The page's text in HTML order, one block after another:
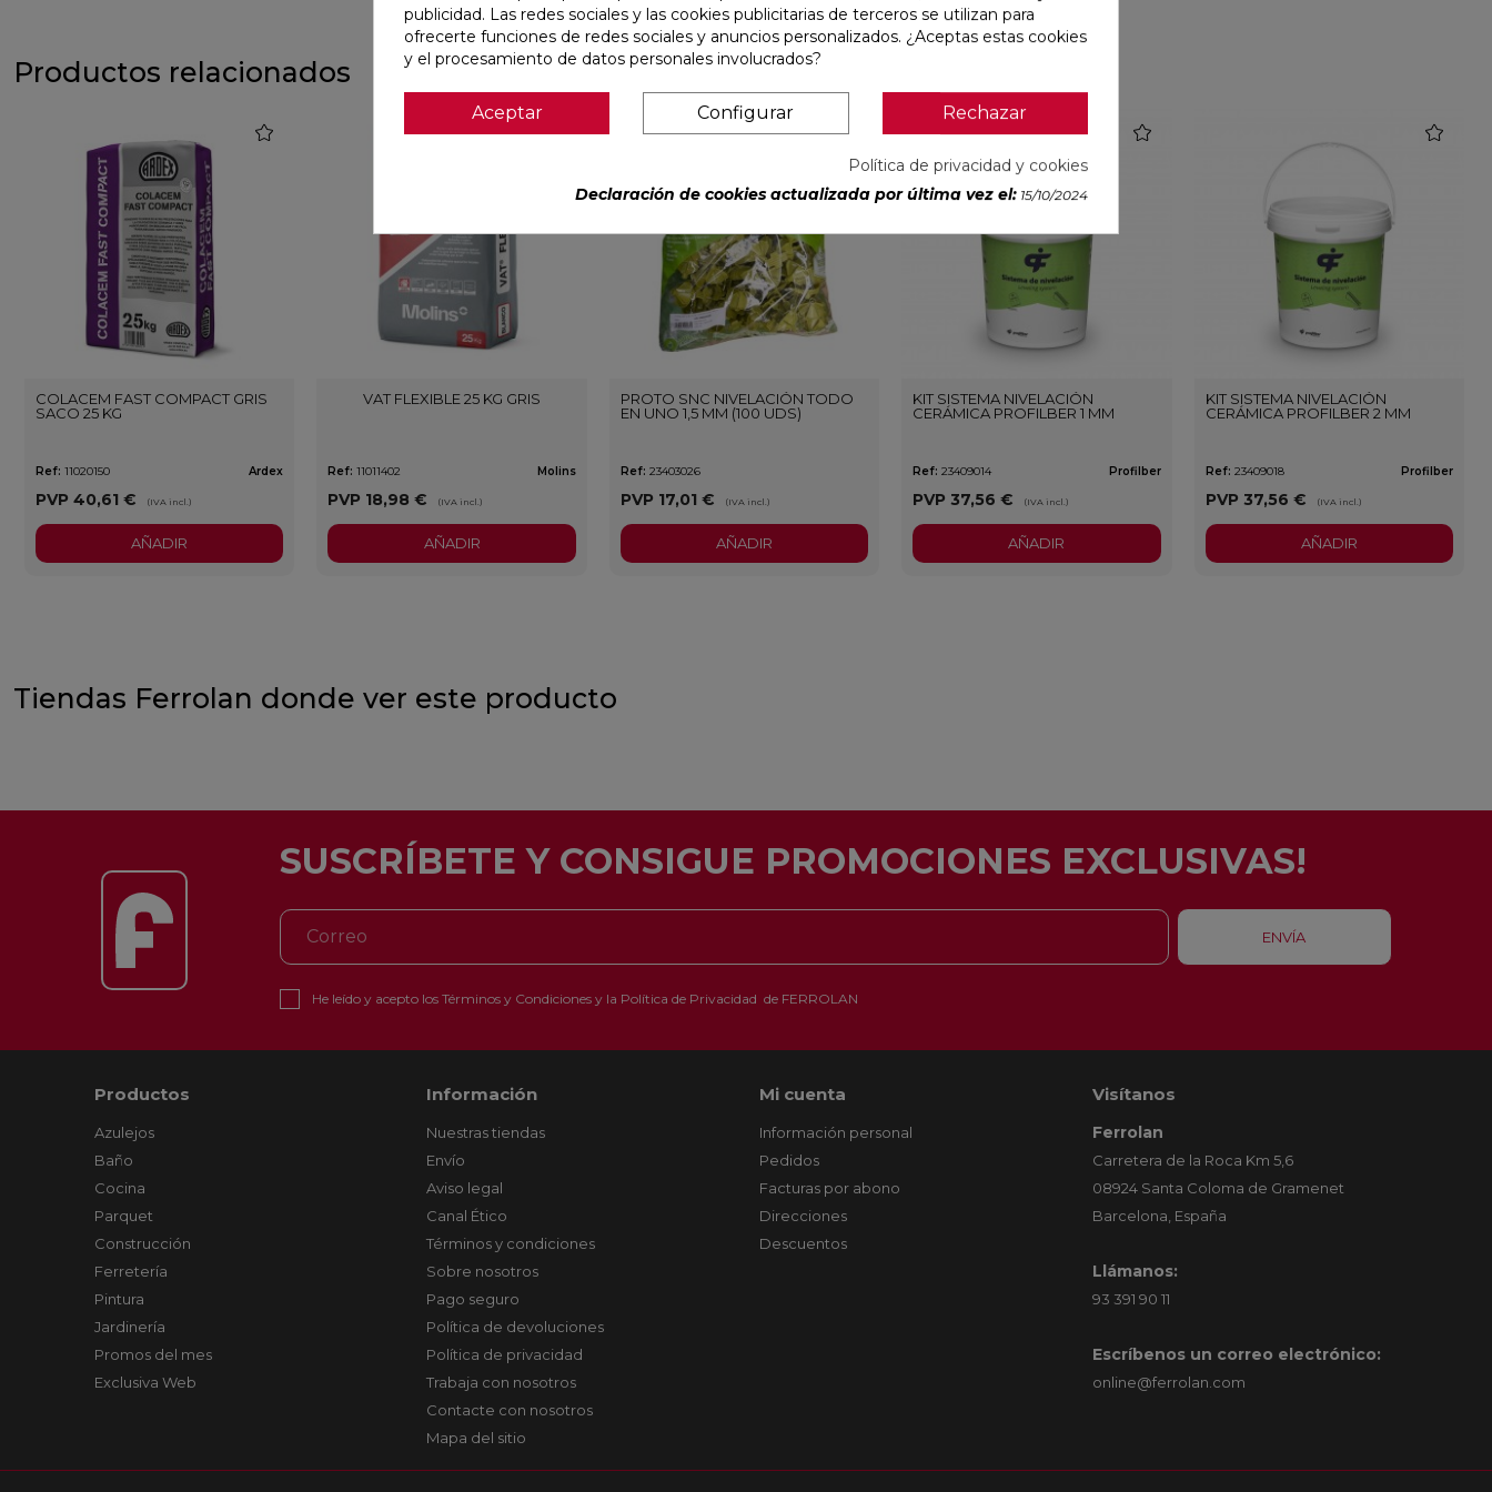
Productos relacionados
COLACEM FAST COMPACT GRIS
SACO 25 KG
Ref: 11020150 Ardex
PVP 40,61 € (IVA incl.)
AÑADIR
VAT FLEXIBLE 25 KG GRIS
Ref: 11011402 Molins
PVP 18,98 € (IVA incl.)
favorite
AÑADIR
PROTO SNC NIVELACIÓN TODO
EN UNO 1,5 MM (100 UDS)
Ref: 23403026
PVP 17,01 € (IVA incl.)
favorite
AÑADIR
KIT SISTEMA NIVELACIÓN
CERÁMICA PROFILBER 1 MM
Ref: 23409014 Profilber
PVP 37,56 € (IVA incl.)
favorite
AÑADIR
KIT SISTEMA NIVELACIÓN
CERÁMICA PROFILBER 2 MM
Ref: 23409018 Profilber
PVP 37,56 € (IVA incl.)
AÑADIR
Tiendas Ferrolan donde ver este producto
SUSCRÍBETE Y CONSIGUE PROMOCIONES EXCLUSIVAS!
He leído y acepto los Términos y Condicionesy la Política de Privacidad de FERROLAN
Productos
Azulejos
Baño
Cocina
Parquet
Construcción
Ferretería
Pintura
Jardinería
Promos del mes
Exclusiva Web
Información
Nuestras tiendas
Envío
Aviso legal
Canal Ético
Términos y condiciones
Sobre nosotros
Pago seguro
Política de devoluciones
Política de privacidad
Trabaja con nosotros
Contacte con nosotros
Mapa del sitio
Mi cuenta
Información personal
Pedidos
Facturas por abono
Direcciones
Descuentos
Visítanos
Ferrolan
Carretera de la Roca Km 5,6
08924 Santa Coloma de Gramenet
Barcelona, España
Llámanos:
93 391 90 11
Escríbenos un correo electrónico:
online@ferrolan.com
publicidad. Las redes sociales y las cookies publicitarias de terceros se utilizan para
ofrecerte funciones de redes sociales y anuncios personalizados. ¿Aceptas estas cookies
y el procesamiento de datos personales involucrados?
Aceptar Configurar Rechazar
Política de privacidad y cookies
Declaración de cookies actualizada por última vez el: 15/10/2024